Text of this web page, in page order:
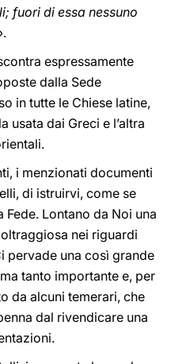
fuori di essa nessuno
espressamente
dalla Sede
in tutte le Chiese latine,
usata dai Greci e l’altra
i menzionati documenti
di istruirvi, come se
Lontano da Noi una
nei riguardi
pervade una così grande
tanto importante e, per
da alcuni temerari, che
dal rivendicare una